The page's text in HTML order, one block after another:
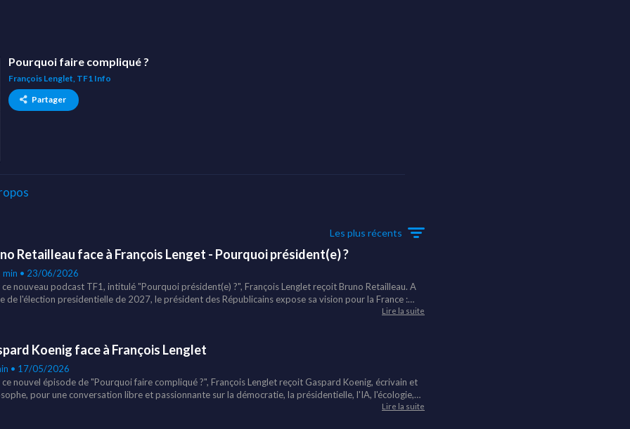
Pourquoi faire compliqué ?
François Lenglet, TF1 Info
Partager
Les plus récents
Retailleau face à François Lenget - Pourquoi président(e) ?
min • 23/06/2026
nouveau podcast TF1, intitulé "Pourquoi président(e) ?", François Lenglet reçoit Bruno Retailleau. A
de l'élection presidentielle de 2027, le président des Républicains expose sa vision pour la France :
de la Constitution, immigration, autorité, natalité, écologie, intelligence artificielle et Europe. Que
opinion avant l'élection présidentielle.
Lire la suite
Koenig face à François Lenglet
• 17/05/2026
nouvel épisode de "Pourquoi faire compliqué ?", François Lenglet reçoit Gaspard Koenig, écrivain et
pour une conversation libre et passionnante sur la démocratie, la présidentielle, l'IA, l'écologie,
sociaux et l'effondrement de la biodiversité. Un échange dense, parfois dérangeant, mais traversé
Lire la suite